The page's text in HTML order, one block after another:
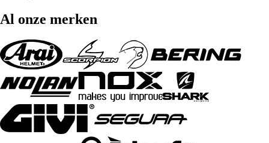
Al onze merken